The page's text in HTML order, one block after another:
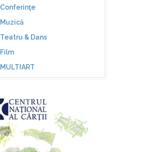
Conferinţe
Muzică
Teatru & Dans
Film
MULTIART